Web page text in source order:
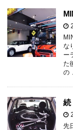
な
ー
た
の
続
先